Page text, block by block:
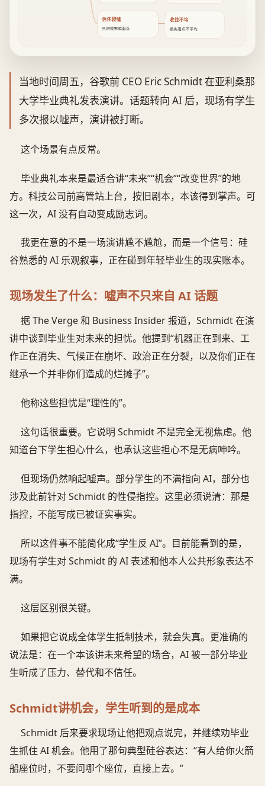
信任裂缝
只讲效率难服众
收益不均
损失落点不平均
当地时间周五，谷歌前 CEO Eric Schmidt 在亚利桑那
大学毕业典礼发表演讲。话题转向 AI 后，现场有学生
多次报以嘘声，演讲被打断。
这个场景有点反常。
毕业典礼本来是最适合讲“未来”“机会”“改变世界”的地
方。科技公司前高管站上台，按旧剧本，本该得到掌声。可
这一次，AI 没有自动变成励志词。
我更在意的不是一场演讲尴不尴尬，而是一个信号：硅
谷熟悉的 AI 乐观叙事，正在碰到年轻毕业生的现实账本。
现场发生了什么：嘘声不只来自 AI 话题
据 The Verge 和 Business Insider 报道，Schmidt 在演
讲中谈到毕业生对未来的担忧。他提到“机器正在到来、工
作正在消失、气候正在崩坏、政治正在分裂，以及你们正在
继承一个并非你们造成的烂摊子”。
他称这些担忧是“理性的”。
这句话很重要。它说明 Schmidt 不是完全无视焦虑。他
知道台下学生担心什么，也承认这些担心不是无病呻吟。
但现场仍然响起嘘声。部分学生的不满指向 AI，部分也
涉及此前针对 Schmidt 的性侵指控。这里必须说清：那是
指控，不能写成已被证实事实。
所以这件事不能简化成“学生反 AI”。目前能看到的是，
现场有学生对 Schmidt 的 AI 表述和他本人公共形象表达不
满。
这层区别很关键。
如果把它说成全体学生抵制技术，就会失真。更准确的
说法是：在一个本该讲未来希望的场合，AI 被一部分毕业
生听成了压力、替代和不信任。
Schmidt讲机会，学生听到的是成本
Schmidt 后来要求现场让他把观点说完，并继续劝毕业
生抓住 AI 机会。他用了那句典型硅谷表达：“有人给你火箭
船座位时，不要问哪个座位，直接上去。”